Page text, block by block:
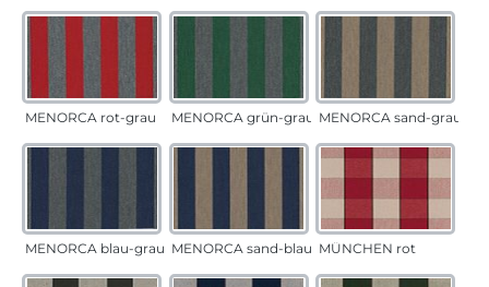
MENORCA rot-grau MENORCA grün-grau MENORCA sand-grau
MENORCA blau-grau MENORCA sand-blau MÜNCHEN rot